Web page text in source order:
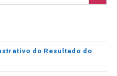
do Resultado do